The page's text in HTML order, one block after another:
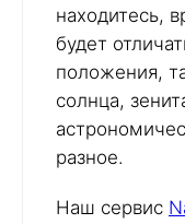
находитесь,
будет
положения,
солнца,
разное.
Наш сервис